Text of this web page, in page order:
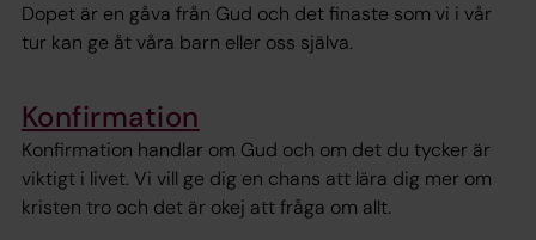
Dopet är en gåva från Gud och det finaste som vi i vår
tur kan ge åt våra barn eller oss själva.
Konfirmation
Konfirmation handlar om Gud och om det du tycker är
viktigt i livet. Vi vill ge dig en chans att lära dig mer om
kristen tro och det är okej att fråga om allt.